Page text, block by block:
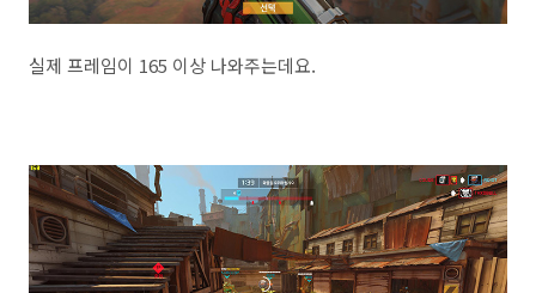
실제 프레임이 165 이상 나와주는데요.